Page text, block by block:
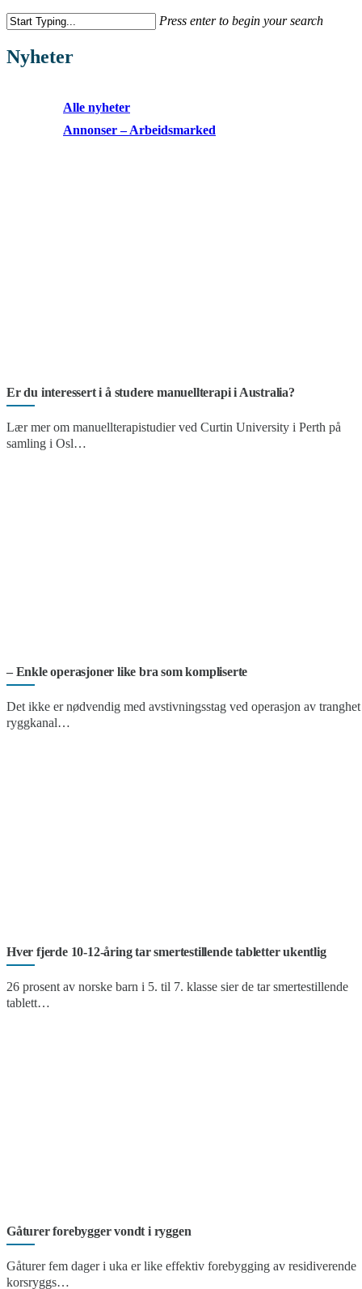
Press enter to begin your search
Nyheter
Alle nyheter
Annonser – Arbeidsmarked
Er du interessert i å studere manuellterapi i Australia?
Lær mer om manuellterapistudier ved Curtin University i Perth på
samling i Osl…
– Enkle operasjoner like bra som kompliserte
Det ikke er nødvendig med avstivningsstag ved operasjon av
ryggkanal…
Hver fjerde 10-12-åring tar smertestillende tabletter ukentlig
26 prosent av norske barn i 5. til 7. klasse sier de tar smertestillende
tablett…
Gåturer forebygger vondt i ryggen
Gåturer fem dager i uka er like effektiv forebygging av residiverende
korsryggs…